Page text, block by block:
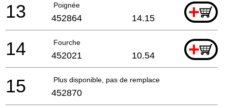
Poignée +
13 452864 14.15
Fourche +
14 452021 10.54
Plus disponible, pas de remplacement
15 452870